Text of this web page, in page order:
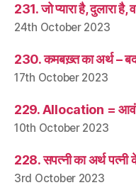
231. जो प्यारा है, दुलारा
24th October 2023
230. कमबख़्त का अर्थ –
17th October 2023
229. Allocation =
10th October 2023
228. सपत्नी का अर्थ पत्नी
3rd October 2023